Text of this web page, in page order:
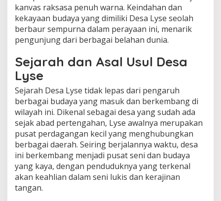
kanvas raksasa penuh warna. Keindahan dan
kekayaan budaya yang dimiliki Desa Lyse seolah
berbaur sempurna dalam perayaan ini, menarik
pengunjung dari berbagai belahan dunia.
Sejarah dan Asal Usul Desa
Lyse
Sejarah Desa Lyse tidak lepas dari pengaruh
berbagai budaya yang masuk dan berkembang di
wilayah ini. Dikenal sebagai desa yang sudah ada
sejak abad pertengahan, Lyse awalnya merupakan
pusat perdagangan kecil yang menghubungkan
berbagai daerah. Seiring berjalannya waktu, desa
ini berkembang menjadi pusat seni dan budaya
yang kaya, dengan penduduknya yang terkenal
akan keahlian dalam seni lukis dan kerajinan
tangan.